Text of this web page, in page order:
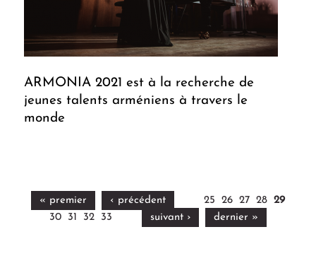
ARMONIA 2021 est à la recherche de
jeunes talents arméniens à travers le
monde
« premier ‹ précédent 25 26 27 28 29
30
31 32 33 suivant › dernier »